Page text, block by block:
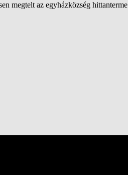
megtelt az egyházközség